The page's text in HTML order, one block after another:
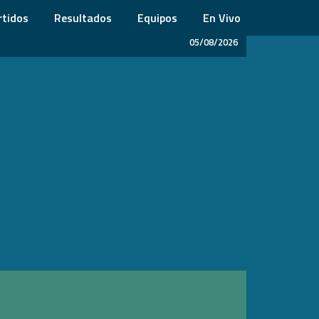
Resultados Equipos En Vivo
05/08/2026